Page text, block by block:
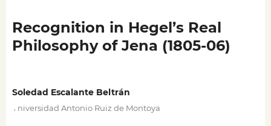
Recognition in Hegel’s Real
Philosophy of Jena (1805-06)
Soledad Escalante Beltrán
niversidad Antonio Ruiz de Montoya